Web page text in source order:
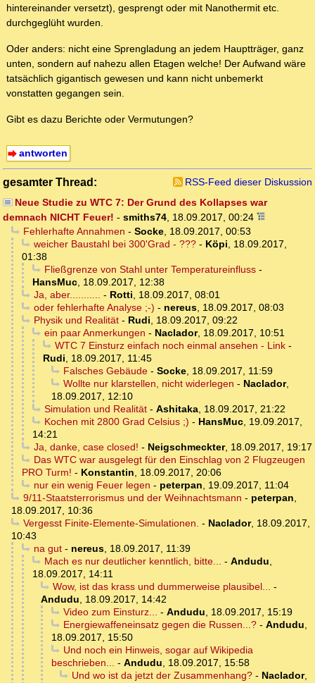
hintereinander versetzt), gesprengt oder mit Nanothermit etc.
durchgeglüht wurden.
Oder anders: nicht eine Sprengladung an jedem Hauptträger, ganz
unten, sondern auf nahezu allen Etagen welche! Der Aufwand wäre
tatsächlich gigantisch gewesen und kann nicht unbemerkt
vonstatten gegangen sein.
Gibt es dazu Berichte oder Vermutungen?
antworten
gesamter Thread:
RSS-Feed dieser Diskussion
Neue Studie zu WTC 7: Der Grund des Kollapses war
demnach NICHT Feuer! - smiths74, 18.09.2017, 00:24
Fehlerhafte Annahmen - Socke, 18.09.2017, 00:53
weicher Baustahl bei 300'Grad - ???- Köpi, 18.09.2017,
01:38
Fließgrenze von Stahl unter Temperatureinfluss-
HansMuc, 18.09.2017, 12:38
Ja, aber........... - Rotti, 18.09.2017, 08:01
oder fehlerhafte Analyse ;-) - nereus, 18.09.2017, 08:03
Physik und Realität- Rudi, 18.09.2017, 09:22
ein paar Anmerkungen - Naclador, 18.09.2017, 10:51
WTC 7 Einsturz einfach noch einmal ansehen - Link-
Rudi, 18.09.2017, 11:45
Falsches Gebäude- Socke, 18.09.2017, 11:59
Wollte nur klarstellen, nicht widerlegen - Naclador,
18.09.2017, 12:10
Simulation und Realität- Ashitaka, 18.09.2017, 21:22
Kochen mit 2800 Grad Celsius ;) - HansMuc, 19.09.2017,
14:21
Ja, danke, case closed! - Neigschmeckter, 18.09.2017, 19:17
Das WTC war ausgelegt für den Einschlag von 2 Flugzeugen
PRO Turm! - Konstantin, 18.09.2017, 20:06
nur ein wenig Feuer legen - peterpan, 19.09.2017, 11:04
9/11-Staatsterrorismus und der Weihnachtsmann - peterpan,
18.09.2017, 10:36
Vergesst Finite-Elemente-Simulationen. - Naclador, 18.09.2017,
10:43
na gut- nereus, 18.09.2017, 11:39
Mach es nur deutlicher kenntlich, bitte... - Andudu,
18.09.2017, 14:11
Wow, ist das krass und dummerweise plausibel... -
Andudu, 18.09.2017, 14:42
Video zum Einsturz... - Andudu, 18.09.2017, 15:19
Energiewaffeneinsatz gegen die Russen...?- Andudu,
18.09.2017, 15:50
Und noch ein Hinweis, sogar auf Wikipedia
beschrieben... - Andudu, 18.09.2017, 15:58
Und wo ist da jetzt der Zusammenhang?- Naclador,